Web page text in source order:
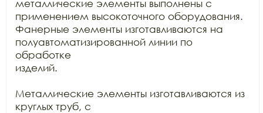
металлические элементы выполнены с
применением высокоточного оборудования.
Фанерные элементы изготавливаются на
полуавтоматизированной линии по
обработке
изделий.
Металлические элементы изготавливаются из
круглых труб, с